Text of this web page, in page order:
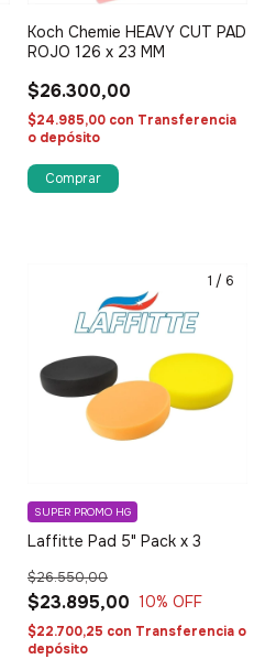
Koch Chemie HEAVY CUT PAD
ROJO 126 x 23 MM
$26.300,00
$24.985,00 con Transferencia
o depósito
1 / 6
Laffitte Pad 5" Pack x 3
$23.895,00
$26.550,00
10% OFF
SUPER PROMO HG
$22.700,25 con Transferencia o
depósito